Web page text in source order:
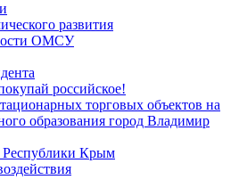
развития
ОМСУ
российское!
торговых объектов на
образования город Владимир
Республики Крым